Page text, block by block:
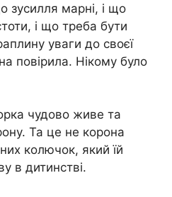
зусилля марні, і що
і що треба бути
уваги до своєї
повірила. Нікому було
чудово живе та
Та це не корона
колючок, який їй
в дитинстві.